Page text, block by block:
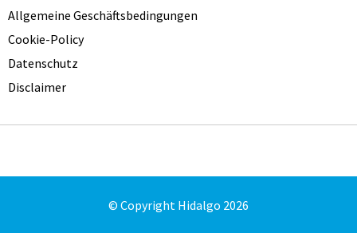
Allgemeine Geschäftsbedingungen
Cookie-Policy
Datenschutz
Disclaimer
© Copyright Hidalgo 2026